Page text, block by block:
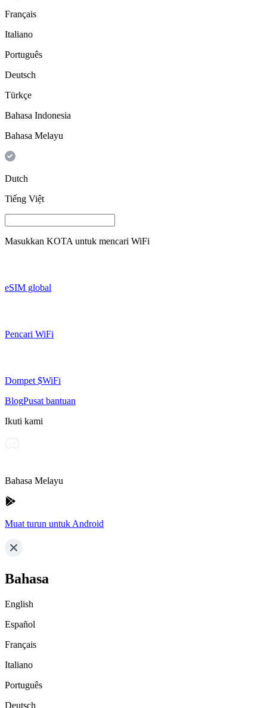
Français
Italiano
Português
Deutsch
Türkçe
Bahasa Indonesia
Bahasa Melayu
Dutch
Tiếng Việt
Masukkan KOTA untuk mencari WiFi
eSIM global
Pencari WiFi
Dompet $WiFi
BlogPusat bantuan
Ikuti kami
Bahasa Melayu
Muat turun untuk Android
Bahasa
English
Español
Français
Italiano
Português
Deutsch